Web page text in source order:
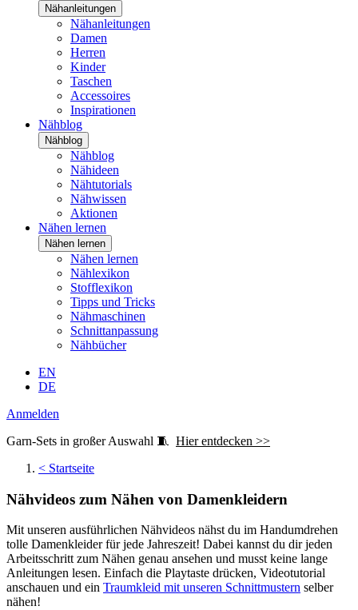
Nähanleitungen
Nähanleitungen
Damen
Herren
Kinder
Taschen
Accessoires
Inspirationen
Nähblog
Nähblog
Nähblog
Nähideen
Nähtutorials
Nähwissen
Aktionen
Nähen lernen
Nähen lernen
Nähen lernen
Nählexikon
Stofflexikon
Tipps und Tricks
Nähmaschinen
Schnittanpassung
Nähbücher
EN
DE
Anmelden
Garn-Sets in großer Auswahl 🧵 Hier entdecken >>
< Startseite
Nähvideos zum Nähen von Damenkleidern
Mit unseren ausführlichen Nähvideos nähst du im Handumdrehen
tolle Damenkleider für jede Jahreszeit! Dabei kannst du dir jeden
Arbeitsschritt zum Nähen genau ansehen und musst keine lange
Anleitungen lesen. Einfach die Playtaste drücken, Videotutorial
anschauen und ein Traumkleid mit unseren Schnittmustern selber
nähen!